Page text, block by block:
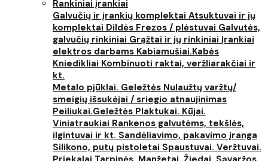
Rankiniai įrankiai
Galvučių ir įrankių komplektai Atsuktuvai ir jų
komplektai Dildės Frezos / plėstuvai Galvutės,
galvučių rinkiniai Grąžtai ir jų rinkiniai Įrankiai
elektros darbams Kabiamušiai.Kabės
Kniedikliai Kombinuoti raktai, veržliarakčiai ir
kt.
Metalo pjūklai. Geležtės Nulaužtų varžtų/
smeigių išsukėjai / sriegio atnaujinimas
Peiliukai.Geležtės Plaktukai. Kūjai.
Viniatraukiai Rankenos galvutėms, tekšlės,
ilgintuvai ir kt. Sandėliavimo, pakavimo įranga
Silikono, putų pistoletai Spaustuvai. Veržtuvai.